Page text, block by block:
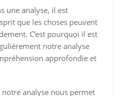
une analyse, il est
que les choses peuvent
C’est pourquoi il est
notre analyse
approfondie et
analyse nous permet